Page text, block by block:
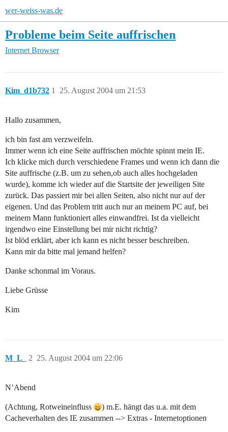
wer-weiss-was.de
Probleme beim Seite auffrischen
Internet Browser
Kim_d1b732 25. August 2004 um 21:53
1
Hallo zusammen,
ich bin fast am verzweifeln.
Immer wenn ich eine Seite auffrischen möchte spinnt mein IE.
Ich klicke mich durch verschiedene Frames und wenn ich dann die
Site auffrische (z.B. um zu sehen,ob auch alles hochgeladen
wurde), komme ich wieder auf die Startsite der jeweiligen Site
zurück. Das passiert mir bei allen Seiten, also nicht nur auf der
eigenen. Und das Problem tritt auch nur an meinem PC auf, bei
meinem Mann funktioniert alles einwandfrei. Ist da vielleicht
irgendwo eine Einstellung bei mir nicht richtig?
Ist blöd erklärt, aber ich kann es nicht besser beschreiben.
Kann mir da bitte mal jemand helfen?
Danke schonmal im Voraus.
Liebe Grüsse
Kim
M_L_ 25. August 2004 um 22:06
2
N’Abend
(Achtung, Rotweineinfluss
) m.E. hängt das u.a. mit dem
Cacheverhalten des IE zusammen --> Extras - Internetoptionen